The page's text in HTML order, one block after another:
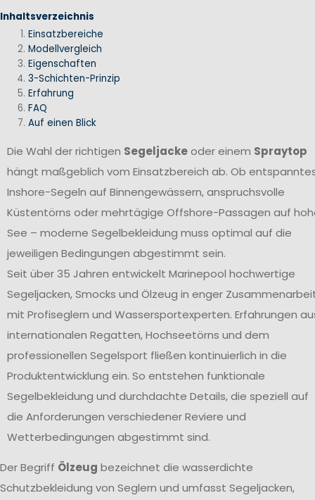
Inhaltsverzeichnis
Einsatzbereiche
Modellvergleich
Eigenschaften
3-Schichten-Prinzip
Erfahrung
FAQ
Auf einen Blick
Die Wahl der richtigen Segeljackeoder einem Spraytop
hängt maßgeblich vom Einsatzbereich ab. Ob
Inshore-Segeln auf Binnengewässern, anspruchsvolle
Küstentörns oder mehrtägige Offshore-Passagen auf
See – moderne Segelbekleidung muss optimal auf die
jeweiligen Bedingungen abgestimmt sein.
Seit über 35 Jahren entwickelt Marinepool hochwertige
Segeljacken, Smocks und Ölzeug in enger
mit Profiseglern und Wassersportexperten. Erfahrungen
internationalen Regatten, Hochseetörns und dem
professionellen Segelsport fließen kontinuierlich in die
Produktentwicklung ein. So entstehen funktionale
Segelbekleidung und durchdachte Details, die speziell auf
die Anforderungen verschiedener Reviere und
Wetterbedingungen abgestimmt sind.
Der Begriff Ölzeug bezeichnet die wasserdichte
Schutzbekleidung von Seglern und umfasst Segeljacken,